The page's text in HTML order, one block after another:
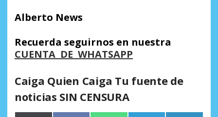
Alberto News
Recuerda seguirnos en nuestra
CUENTA DE WHATSAPP
Caiga Quien Caiga Tu fuente de
noticias SIN CENSURA